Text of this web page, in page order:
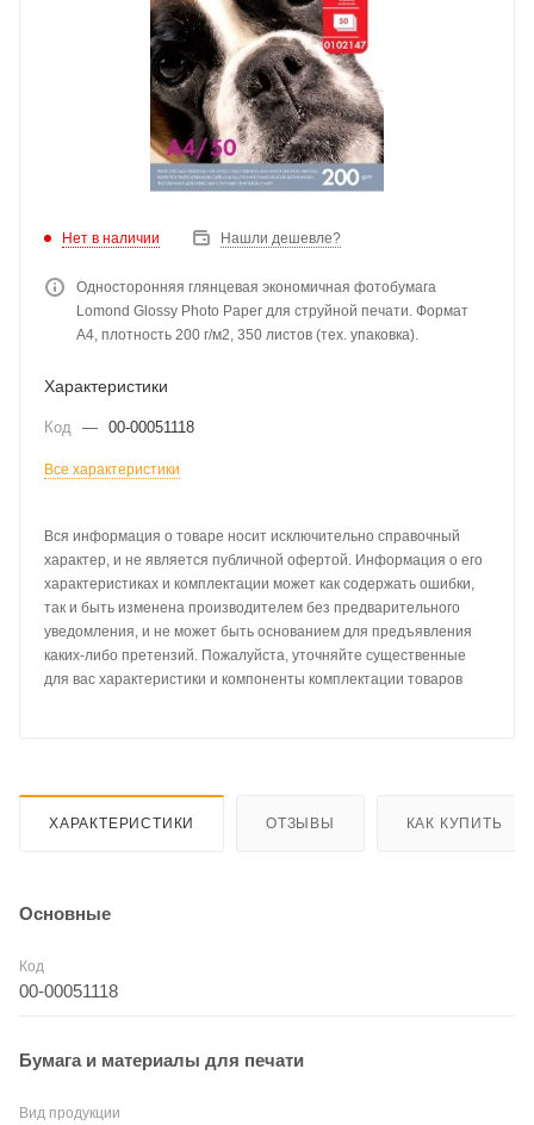
Нет в наличии Нашли дешевле?
Односторонняя глянцевая экономичная фотобумага
Lomond Glossy Photo Paper для струйной печати. Формат
А4, плотность 200 г/м2, 350 листов (тех. упаковка).
Характеристики
Код — 00-00051118
Все характеристики
Вся информация о товаре носит исключительно справочный
характер, и не является публичной офертой. Информация о его
характеристиках и комплектации может как содержать ошибки,
так и быть изменена производителем без предварительного
уведомления, и не может быть основанием для предъявления
каких-либо претензий. Пожалуйста, уточняйте существенные
для вас характеристики и компоненты комплектации товаров
ХАРАКТЕРИСТИКИ ОТЗЫВЫ КАК КУПИТЬ
Основные
Код
00-00051118
Бумага и материалы для печати
Вид продукции